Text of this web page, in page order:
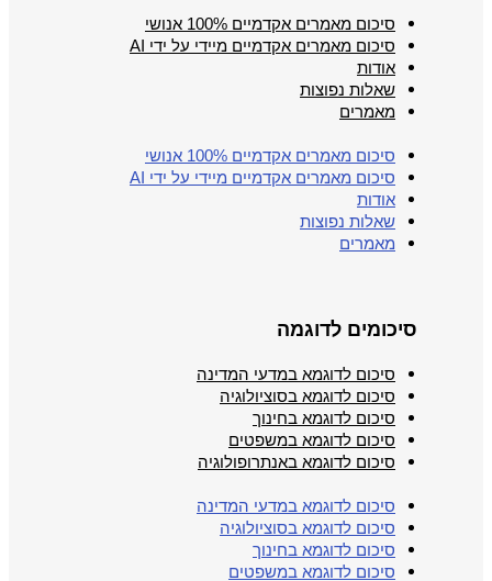
סיכום מאמרים אקדמיים 100% אנושי
סיכום מאמרים אקדמיים מיידי על ידי AI
אודות
שאלות נפוצות
מאמרים
סיכום מאמרים אקדמיים 100% אנושי
סיכום מאמרים אקדמיים מיידי על ידי AI
אודות
שאלות נפוצות
מאמרים
סיכומים לדוגמה
סיכום לדוגמא במדעי המדינה
סיכום לדוגמא בסוציולוגיה
סיכום לדוגמא בחינוך
סיכום לדוגמא במשפטים
סיכום לדוגמא באנתרופולוגיה
סיכום לדוגמא במדעי המדינה
סיכום לדוגמא בסוציולוגיה
סיכום לדוגמא בחינוך
סיכום לדוגמא במשפטים